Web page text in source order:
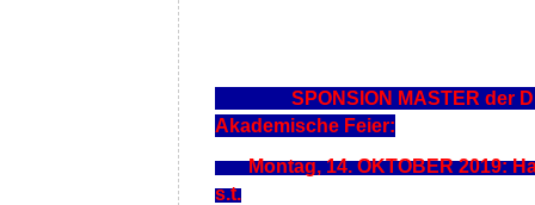
SPONSION MASTER der
Akademische Feier:
Montag, 14. OKTOBER 2019:
s.t.